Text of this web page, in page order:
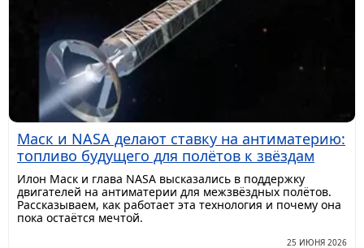
Маск и NASA делают ставку на антиматерию:
топливо будущего для полётов к звёздам
Илон Маск и глава NASA высказались в поддержку
двигателей на антиматерии для межзвёздных полётов.
Рассказываем, как работает эта технология и почему она
пока остаётся мечтой.
25 ИЮНЯ 2026